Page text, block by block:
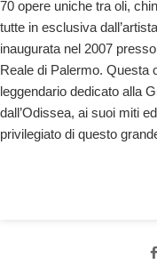
70 opere uniche tra oli,
tutte in esclusiva
inaugurata nel 2007
Reale di Palermo. Questa
leggendario dedicato alla
dall’Odissea, ai suoi miti
privilegiato di questo